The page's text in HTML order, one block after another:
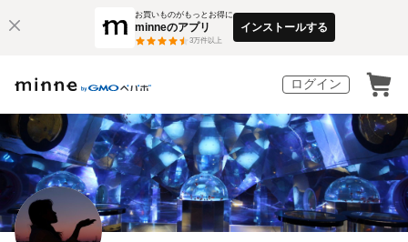
お買いものがもっとお得に
minneのアプリ
3万件以上
インストールする
ログイン